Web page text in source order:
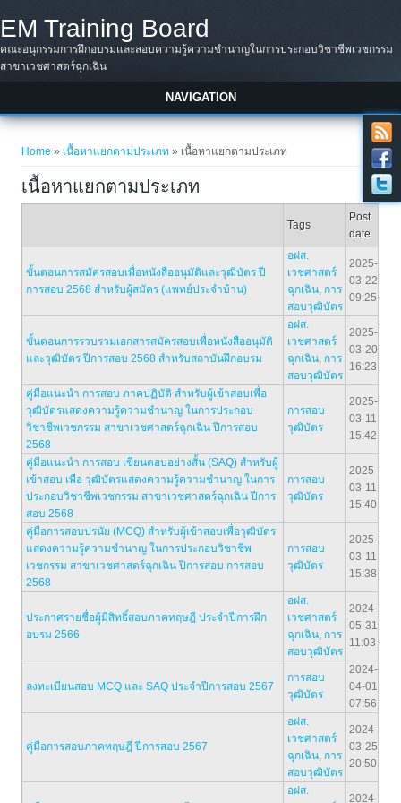
EM Training Board
คณะอนุกรรมการฝึกอบรมและสอบความรู้ความชำนาญในการประกอบวิชาชีพเวชกรรม
สาขาเวชศาสตร์ฉุกเฉิน
NAVIGATION
You are here
Home » เนื้อหาแยกตามประเภท » เนื้อหาแยกตามประเภท
เนื้อหาแยกตามประเภท
Tags
Post
date
ขั้นตอนการสมัครสอบเพื่อหนังสืออนุมัติและวุฒิบัตร ปี
การสอบ 2568 สำหรับผู้สมัคร (แพทย์ประจำบ้าน)
อฝส.
เวชศาสตร์
ฉุกเฉิน, การ
สอบวุฒิบัตร
2025-
03-22
09:25
ขั้นตอนการรวบรวมเอกสารสมัครสอบเพื่อหนังสืออนุมัติ
และวุฒิบัตร ปีการสอบ 2568 สำหรับสถาบันฝึกอบรม
อฝส.
เวชศาสตร์
ฉุกเฉิน, การ
สอบวุฒิบัตร
2025-
03-20
16:23
คู่มือแนะนำ การสอบ ภาคปฏิบัติ สําหรับผู้เข้าสอบเพื่อ
วุฒิบัตรแสดงความรู้ความชำนาญ ในการประกอบ
วิชาชีพเวชกรรม สาขาเวชศาสตร์ฉุกเฉิน ปีการสอบ
2568
การสอบ
วุฒิบัตร
2025-
03-11
15:42
คู่มือแนะนำ การสอบ เขียนตอบอย่างสั้น (SAQ) สำหรับผู้
เข้าสอบ เพือ วุฒิบัตรแสดงความรู้ความชำนาญ ในการ
ประกอบวิชาชีพเวชกรรม สาขาเวชศาสตร์ฉุกเฉิน ปีการ
สอบ 2568
การสอบ
วุฒิบัตร
2025-
03-11
15:40
คู่มือการสอบปรนัย (MCQ) สําหรับผู้เข้าสอบเพื่อวุฒิบัตร
แสดงความรู้ความชํานาญ ในการประกอบวิชาชีพ
เวชกรรม สาขาเวชศาสตร์ฉุกเฉิน ปีการสอบ การสอบ
2568
การสอบ
วุฒิบัตร
2025-
03-11
15:38
ประกาศรายชื่อผู้มีสิทธิ์สอบภาคทฤษฎี ประจำปีการฝึก
อบรม 2566
อฝส.
เวชศาสตร์
ฉุกเฉิน, การ
สอบวุฒิบัตร
2024-
05-31
11:03
ลงทะเบียนสอบ MCQ และ SAQ ประจำปีการสอบ 2567
การสอบ
วุฒิบัตร
2024-
04-01
07:56
คู่มือการสอบภาคทฤษฎี ปีการสอบ 2567
อฝส.
เวชศาสตร์
ฉุกเฉิน, การ
สอบวุฒิบัตร
2024-
03-25
20:50
อฝส.
2024-